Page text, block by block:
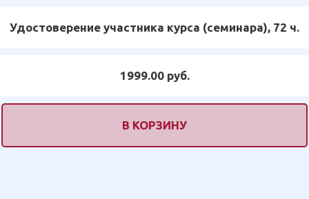
Удостоверение участника курса (семинара), 72 ч.
1999.00 руб.
В КОРЗИНУ